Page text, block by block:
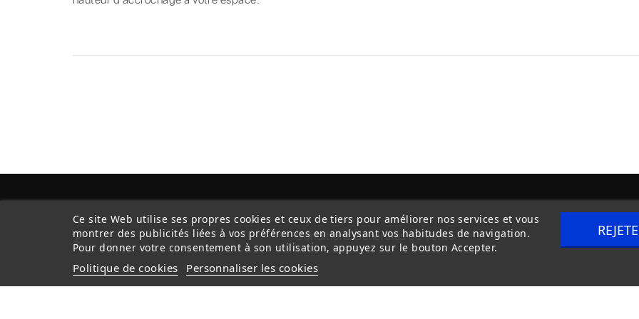
Conditions Générales de Vente Livraison
Ce site Web utilise ses propres cookies et ceux de tiers pour améliorer nos services et vous
montrer des publicités liées à vos préférences en analysant vos habitudes de navigation.
Pour donner votre consentement à son utilisation, appuyez sur le bouton Accepter.
Politique de cookies Personnaliser les cookies